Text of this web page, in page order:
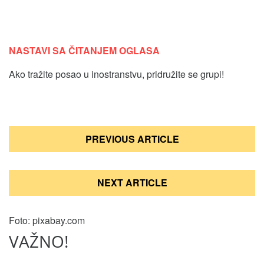
NASTAVI SA ČITANJEM OGLASA
Ako tražite posao u inostranstvu, pridružite se grupi!
Кретање
PREVIOUS ARTICLE
NEXT ARTICLE
Foto: pixabay.com
VAŽNO!